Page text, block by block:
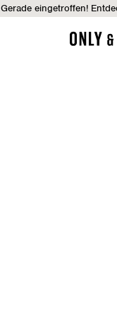
Gerade eingetroffen!